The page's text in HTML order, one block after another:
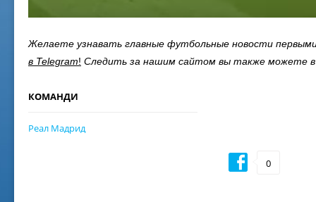
Желаете узнавать главные футбольные новости
в Telegram! Следить за нашим сайтом вы также можете в
КОМАНДИ
Реал Мадрид
0